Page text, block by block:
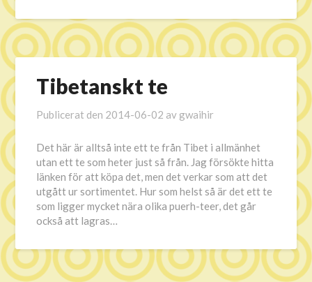
Tibetanskt te
Publicerat den 2014-06-02 av gwaihir
Det här är alltså inte ett te från Tibet i allmänhet
utan ett te som heter just så från. Jag försökte hitta
länken för att köpa det, men det verkar som att det
utgått ur sortimentet. Hur som helst så är det ett te
som ligger mycket nära olika puerh-teer, det går
också att lagras…